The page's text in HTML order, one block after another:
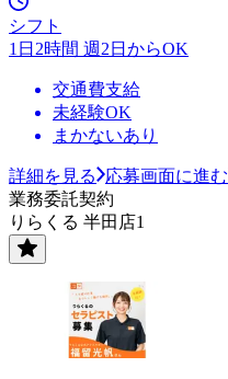
シフト
1日2時間 週2日からOK
交通費支給
未経験OK
まかないあり
詳細を見る
応募画面に進む
業務委託契約
りらくる 半田店1